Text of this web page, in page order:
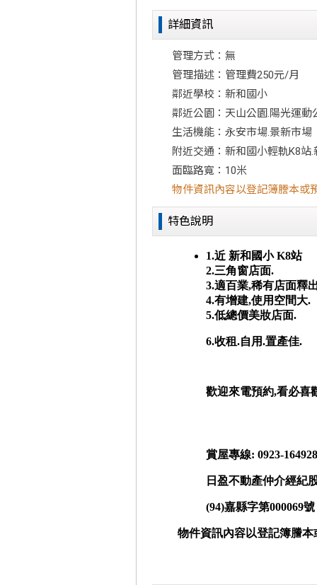
詳細資訊
管理方式：無
管理描述：管理費250元/月
鄰近學校：新和國小
鄰近公園：天山公園.陽光運動
生活機能：永安市場.景新市場
附近交通：新和國小輕軌K8站
面臨路寬：10米
物件資訊內容以登記簿謄本或
特色說明